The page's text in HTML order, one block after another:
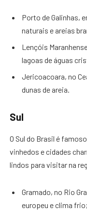
Porto de Galinhas,
naturais e areias
Lençóis
lagoas de águas
Jericoacoara, no
dunas de areia.
Sul
O Sul do Brasil é
vinhedos e cidades
lindos para visitar na
Gramado, no Rio
europeu e clima frio;